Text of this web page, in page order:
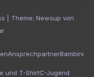
Theme: Newsup von
AnsprechpartnerBambini
und T-ShirtC-Jugend